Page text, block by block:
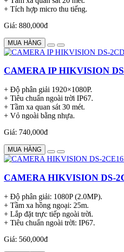
+ Tích hợp micro thu tiếng.
Giá: 880,000đ
MUA HÀNG
CAMERA IP HIKVISION
+ Độ phân giải 1920×1080P.
+ Tiêu chuẩn ngoài trời IP67.
+ Tầm xa quan sát 30 mét.
+ Vỏ ngoài bằng nhựa.
Giá: 740,000đ
MUA HÀNG
CAMERA HIKVISION DS-
+ Độ phân giải: 1080P (2.0MP).
+ Tầm xa hồng ngoại: 25m.
+ Lắp đặt trực tiếp ngoài trời.
+ Tiêu chuẩn ngoài trời: IP67.
Giá: 560,000đ